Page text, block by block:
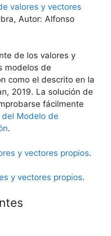
valores y vectores
Autor: Alfonso
de los valores y
modelos de
como el descrito en la
2019. La solución de
fácilmente
del Modelo de
.
y vectores propios.
y vectores propios.